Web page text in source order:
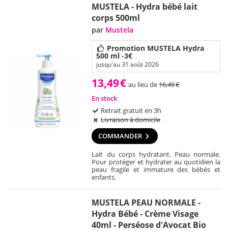
MUSTELA - Hydra bébé lait
corps 500ml
par Mustela
Promotion MUSTELA Hydra
500 ml -3€
jusqu'au 31 août 2026
13,49€ au lieu de16,49€
En stock
Retrait gratuit en 3h
Livraison à domicile
COMMANDER
Lait du corps hydratant. Peau normale.
Pour protéger et hydrater au quotidien la
peau fragile et immature des bébés et
enfants.
MUSTELA PEAU NORMALE -
Hydra Bébé - Crème Visage
40ml - Perséose d'Avocat Bio